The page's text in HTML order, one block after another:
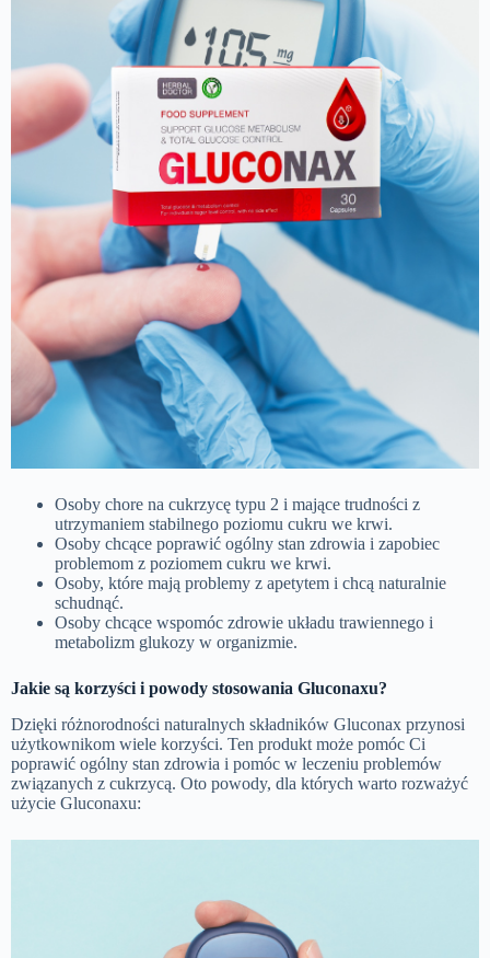
Osoby chore na cukrzycę typu 2 i mające trudności z
utrzymaniem stabilnego poziomu cukru we krwi.
Osoby chcące poprawić ogólny stan zdrowia i zapobiec
problemom z poziomem cukru we krwi.
Osoby, które mają problemy z apetytem i chcą naturalnie
schudnąć.
Osoby chcące wspomóc zdrowie układu trawiennego i
metabolizm glukozy w organizmie.
Jakie są korzyści i powody stosowania Gluconaxu?
Dzięki różnorodności naturalnych składników Gluconax przynosi
użytkownikom wiele korzyści. Ten produkt może pomóc Ci
poprawić ogólny stan zdrowia i pomóc w leczeniu problemów
związanych z cukrzycą. Oto powody, dla których warto rozważyć
użycie Gluconaxu: